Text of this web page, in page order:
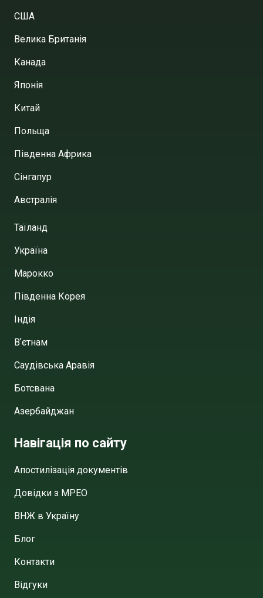
США
Велика Британія
Канада
Японія
Китай
Польща
Південна Африка
Сінгапур
Австралія
Таїланд
Україна
Марокко
Південна Корея
Індія
Вʼєтнам
Саудівська Аравія
Ботсвана
Азербайджан
Навігація по сайту
Апостилізація документів
Довідки з МРЕО
ВНЖ в Україну
Блог
Контакти
Відгуки